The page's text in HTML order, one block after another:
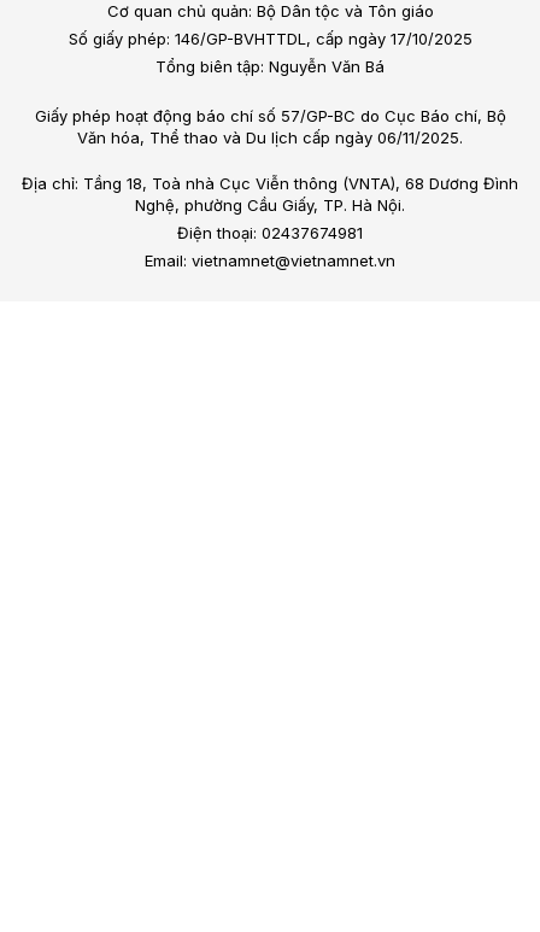
Cơ quan chủ quản: Bộ Dân tộc và Tôn giáo
Số giấy phép: 146/GP-BVHTTDL, cấp ngày 17/10/2025
Tổng biên tập: Nguyễn Văn Bá
Giấy phép hoạt động báo chí số 57/GP-BC do Cục Báo chí, Bộ
Văn hóa, Thể thao và Du lịch cấp ngày 06/11/2025.
Địa chỉ: Tầng 18, Toà nhà Cục Viễn thông (VNTA), 68 Dương Đình
Nghệ, phường Cầu Giấy, TP. Hà Nội.
Điện thoại: 02437674981
Email: vietnamnet@vietnamnet.vn